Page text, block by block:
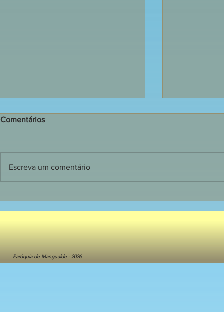
Comentários
Escreva um comentário
Paróquia de Mangualde - 2026